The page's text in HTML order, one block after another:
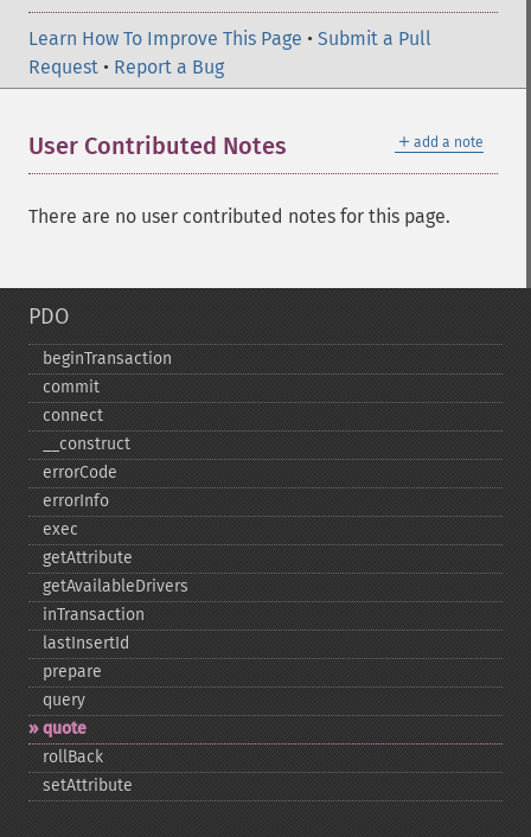
Learn How To Improve This Page • Submit a Pull
Request • Report a Bug
＋ add a note
User Contributed Notes
There are no user contributed notes for this page.
PDO
beginTransaction
commit
connect
_​_​construct
errorCode
errorInfo
exec
getAttribute
getAvailableDrivers
inTransaction
lastInsertId
prepare
query
quote
rollBack
setAttribute